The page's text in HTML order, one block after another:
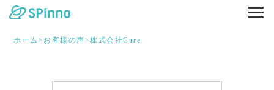
ホーム > お客様の声>株式会社Cure